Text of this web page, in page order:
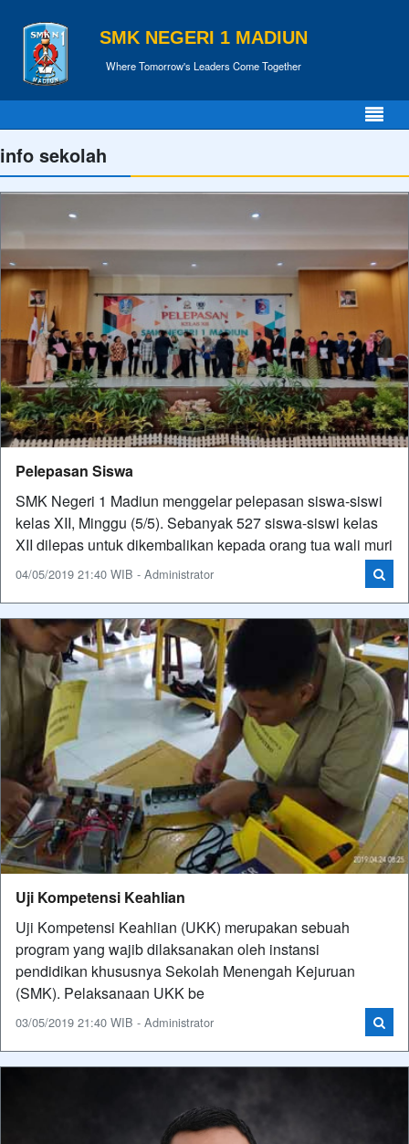
SMK NEGERI 1 MADIUN
Where Tomorrow's Leaders Come Together
info sekolah
Pelepasan Siswa
SMK Negeri 1 Madiun menggelar pelepasan siswa-siswi
kelas XII, Minggu (5/5). Sebanyak 527 siswa-siswi kelas
XII dilepas untuk dikembalikan kepada orang tua wali muri
04/05/2019 21:40 WIB - Administrator
Uji Kompetensi Keahlian
Uji Kompetensi Keahlian (UKK) merupakan sebuah
program yang wajib dilaksanakan oleh instansi
pendidikan khususnya Sekolah Menengah Kejuruan
(SMK). Pelaksanaan UKK be
03/05/2019 21:40 WIB - Administrator